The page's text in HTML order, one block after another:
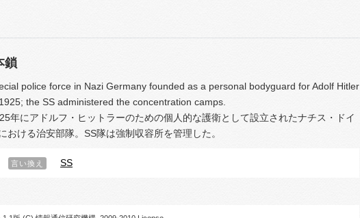
鎖
police force in Nazi Germany founded as a personal bodyguard for Adolf Hitler
the SS administered the concentration camps.
年にアドルフ・ヒットラーのための個人的な護衛として設立されたナチス・ドイ
おける治安部隊。SS隊は強制収容所を管理した。
言い換え SS